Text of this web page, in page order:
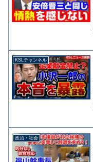
KSLチャンネル
政治・社会